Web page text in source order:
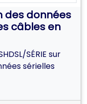
des données
câbles en
SÉRIE sur
sérielles